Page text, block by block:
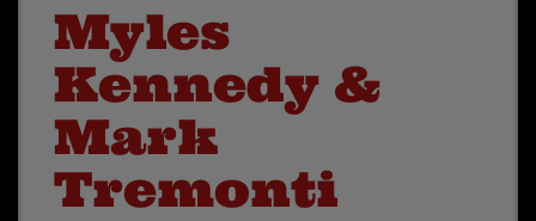
Myles
Kennedy &
Mark
Tremonti